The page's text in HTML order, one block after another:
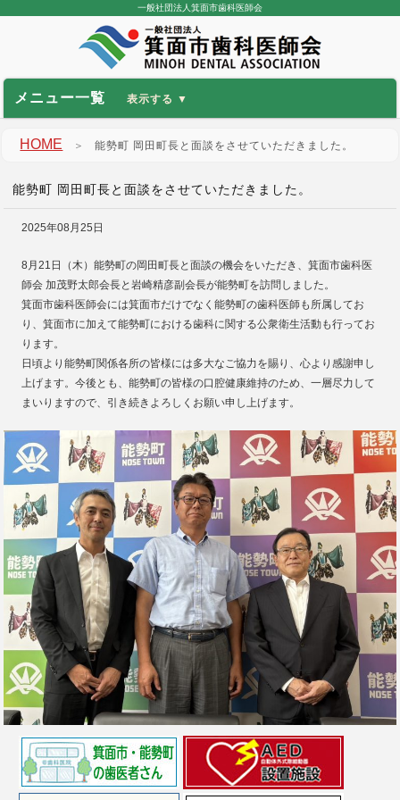
一般社団法人箕面市歯科医師会
メニュー一覧
HOME ＞能勢町 岡田町長と面談をさせていただきました。
能勢町 岡田町長と面談をさせていただきました。
2025年08月25日
8月21日（木）能勢町の岡田町長と面談の機会をいただき、箕面市歯科医
師会 加茂野太郎会長と岩崎精彦副会長が能勢町を訪問しました。
箕面市歯科医師会には箕面市だけでなく能勢町の歯科医師も所属してお
り、箕面市に加えて能勢町における歯科に関する公衆衛生活動も行ってお
ります。
日頃より能勢町関係各所の皆様には多大なご協力を賜り、心より感謝申し
上げます。今後とも、能勢町の皆様の口腔健康維持のため、一層尽力して
まいりますので、引き続きよろしくお願い申し上げます。